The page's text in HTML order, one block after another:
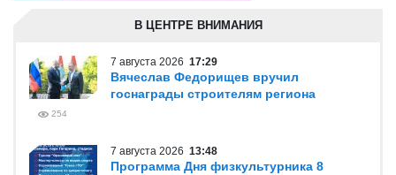
В ЦЕНТРЕ ВНИМАНИЯ
7 августа 2026 17:29
Вячеслав Федорищев вручил
госнаграды строителям региона
254
7 августа 2026 13:48
Программа Дня физкультурника 8